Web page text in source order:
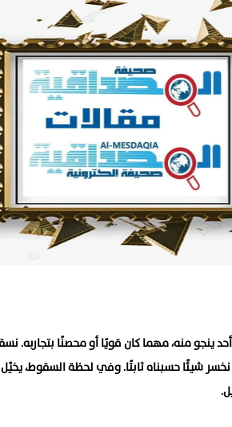
أحد ينجو منه، مهما كان قويًا أو محصنًا
شيئًا حسبناه ثابتًا. وفي لحظة السقوط،